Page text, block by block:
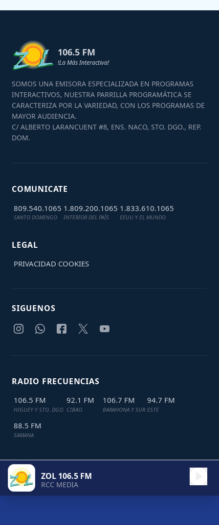
106.5 FM
!La Más Interactiva!
SOMOS UNA EMISORA ESPECIALIZADA EN PROGRAMAS
INTERACTIVOS, NUESTRA PARRILLA PROGRAMÁTICA SE
CARACTERIZA POR LA VARIEDAD, CON LOS PROGRAMAS DE
MAYOR AUDIENCIA.
C/ ALBERTO LARANCUENT #8, ENS. NACO, STO. DGO., REP.
DOM.
COMUNICATE
809.540.1065
SANTO DOMINGO
1.809.200.1065
INTERIOR DEL PAÍS
1.833.610.1065
EEUU Y EL MUNDO
LEGAL
PRIVACIDAD COOKIES
SIGUENOS
RADIO FRECUENCIAS
106.5 FM
HIGUEY Y STO. DGO.
92.1 FM
CIBAO
106.7 FM
BARAHONA Y SUR
94.7 FM
ESTE
88.5 FM
SAMANA
TODOS LOS DERECHOS RESERVADOS © 2024
ZOL 106.5 FM
RCC MEDIA